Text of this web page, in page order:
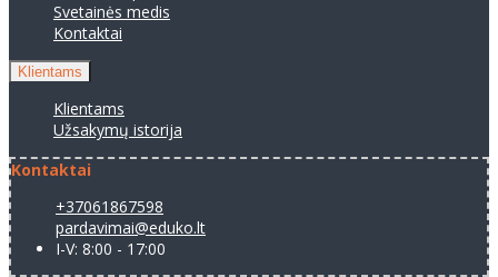
Svetainės medis
Kontaktai
Klientams
Klientams
Užsakymų istorija
Kontaktai
+37061867598
pardavimai@eduko.lt
I-V: 8:00 - 17:00